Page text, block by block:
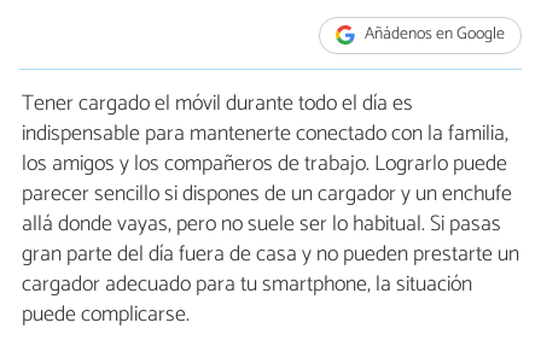
Añádenos en Google
Tener cargado el móvil durante todo el día es
indispensable para mantenerte conectado con la familia,
los amigos y los compañeros de trabajo. Lograrlo puede
parecer sencillo si dispones de un cargador y un enchufe
allá donde vayas, pero no suele ser lo habitual. Si pasas
gran parte del día fuera de casa y no pueden prestarte un
cargador adecuado para tu smartphone, la situación
puede complicarse.